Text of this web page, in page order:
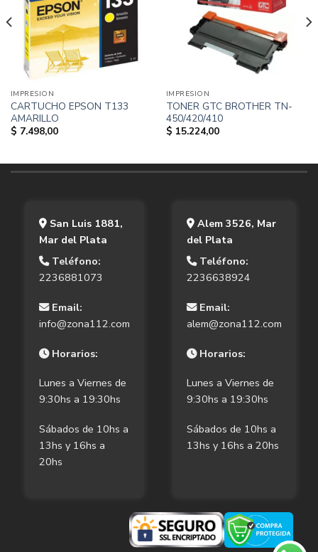
IMPRESION
CARTUCHO EPSON T133
AMARILLO
$ 7.498,00
IMPRESION
TONER GTC BROTHER TN-
450/420/410
$ 15.224,00
San Luis 1881,
Mar del Plata
Teléfono:
2236881073
Email:
info@zona112.com
Horarios:
Lunes a Viernes de
9:30hs a 19:30hs
Sábados de 10hs a
13hs y 16hs a
20hs
Alem 3526, Mar
del Plata
Teléfono:
2236638924
Email:
alem@zona112.com
Horarios:
Lunes a Viernes de
9:30hs a 19:30hs
Sábados de 10hs a
13hs y 16hs a 20hs